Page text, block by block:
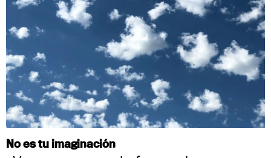
No es tu imaginación